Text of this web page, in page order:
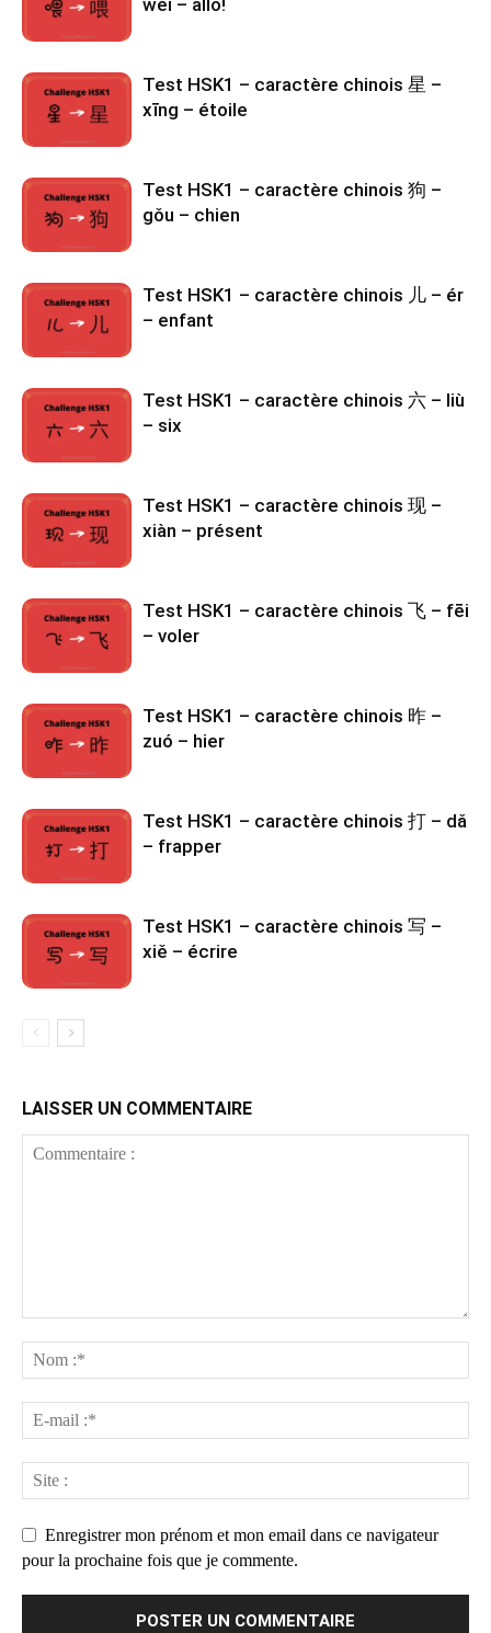
Test HSK1 – caractère chinois 星 –
xīng – étoile
Test HSK1 – caractère chinois 狗 –
gǒu – chien
Test HSK1 – caractère chinois 儿 – ér
– enfant
Test HSK1 – caractère chinois 六 – liù
– six
Test HSK1 – caractère chinois 现 –
xiàn – présent
Test HSK1 – caractère chinois 飞 – fēi
– voler
Test HSK1 – caractère chinois 昨 –
zuó – hier
Test HSK1 – caractère chinois 打 – dǎ
– frapper
Test HSK1 – caractère chinois 写 –
xiě – écrire
LAISSER UN COMMENTAIRE
Enregistrer mon prénom et mon email dans ce navigateur
pour la prochaine fois que je commente.